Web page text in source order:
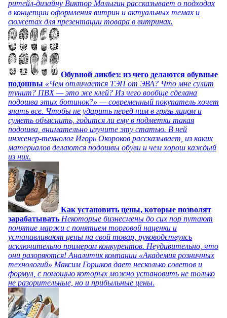
ритейл-дизайну Виктор Малыгин рассказывает о подходах
в концепции оформления витрин и актуальных темах и
сюжетах для презентации товара в витринах.
Обувной ликбез: из чего делаются обувные
подошвы «Чем отличается ТЭП от ЭВА? Что мне сулит
тунит? ПВХ — это же клей? Из чего вообще сделана
подошва этих ботинок?» — современный покупатель хочет
знать все. Чтобы не ударить перед ним в грязь лицом и
суметь объяснить, годится ли ему в подметки такая
подошва, внимательно изучите эту статью. В ней
инженер-технолог Игорь Окороков рассказывает, из каких
материалов делаются подошвы обуви и чем хорош каждый
из них.
Как установить цены, которые позволят
зарабатывать Некоторые бизнесмены до сих пор путают
понятие маржи с понятием торговой наценки и
устанавливают цены на свой товар, руководствуясь
исключительно примером конкурентов. Неудивительно, что
они разоряются! Аналитик компании «Академия розничных
технологий» Максим Горшков дает несколько советов и
формул, с помощью которых можно установить не только
не разорительные, но и прибыльные цены.